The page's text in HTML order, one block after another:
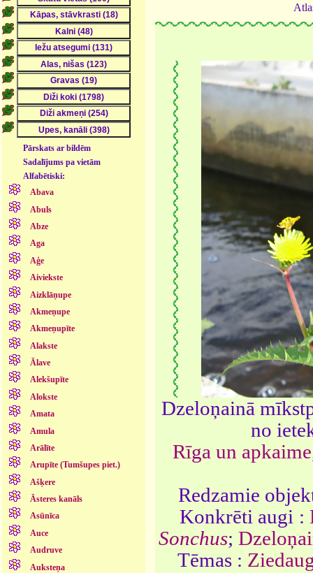
Pārskats ar bildēm
Sadalījums pa vietām
Alfabētiski:
Abava
Abuls
Abze
Aga
Aģe
Aiviekste
Aizklāņupe
Akmeņupe
Akmeņupīte
Alakste
Ālave
Alekšupīte
Alokste
Amata
Amula
Arālīte
Arupīte (Tumšupes piet.)
Ašķere
Āsteres kanāls
Asūnīca
Auce
Audruve
Auksteņa
Dzeloņainā
no
Rīga un apkaime
Redzamie
Konkrēti augi :
Sonchus;
Tēmas :